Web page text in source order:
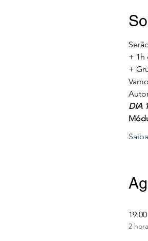
+ 1h
+
DIA
2